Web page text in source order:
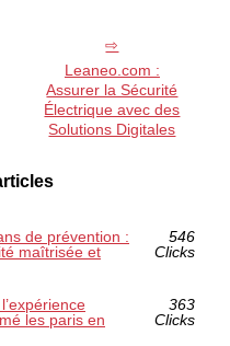
Leaneo.com :
Assurer la Sécurité
Électrique avec des
Solutions Digitales
de prévention :
maîtrisée et
546
Clicks
les paris en
363
Clicks